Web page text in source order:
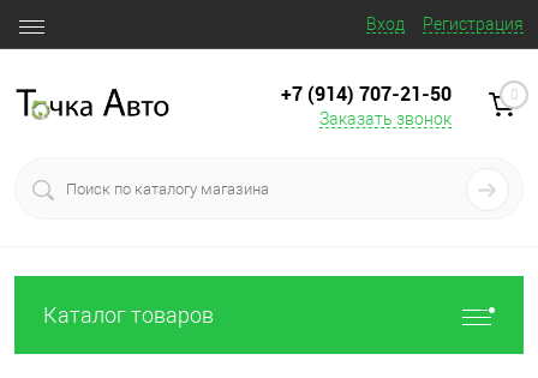
Вход Регистрация
+7 (914) 707‒21‒50
Заказать звонок
0
Каталог товаров